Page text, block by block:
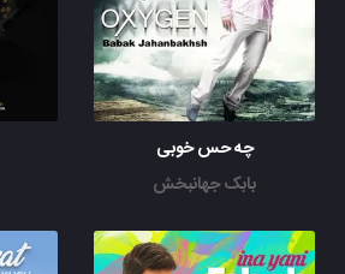
چه حس خوبی
بابک جهانبخش